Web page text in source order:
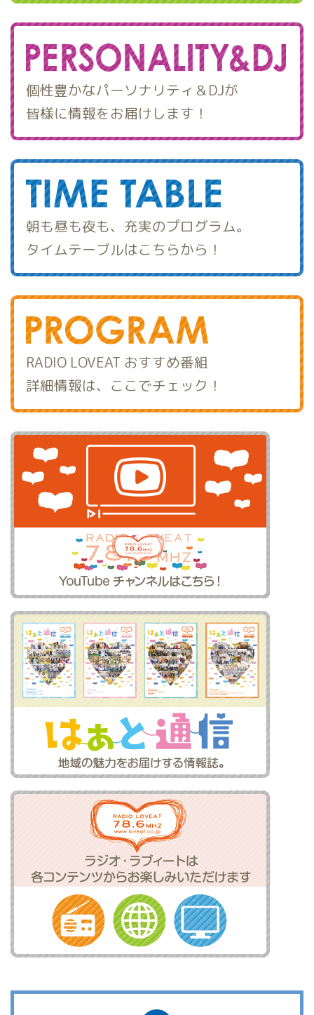
個性豊かなパーソナリティ＆DJが
皆様に情報をお届けします！
朝も昼も夜も、充実のプログラム。
タイムテーブルはこちらから！
RADIO LOVEAT おすすめ番組
詳細情報は、ここでチェック！